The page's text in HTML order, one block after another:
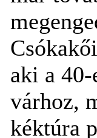
aki a 40-
várhoz,
kéktúra